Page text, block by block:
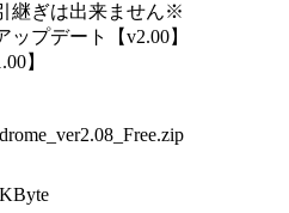
継ぎは出来ません※
プデート【v2.00】
】